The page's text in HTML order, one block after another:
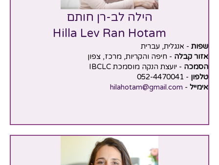
הילה לב-רן חותם
Hilla Lev Ran Hotam
שפות - אנגלית, עברית
אזור קבלה - חיפה והקריות, מרכז, צפון
הסמכה - יועצת הנקה מוסמכת IBCLC
טלפון - 052-4470041
אימייל -
hilahotam@gmail.com